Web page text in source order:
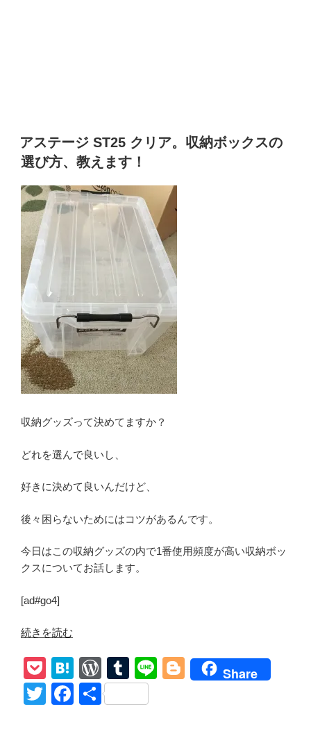
アステージ ST25 クリア。収納ボックスの
選び方、教えます！
収納グッズって決めてますか？
どれを選んで良いし、
好きに決めて良いんだけど、
後々困らないためにはコツがあるんです。
今日はこの収納グッズの内で1番使用頻度が高い収納ボッ
クスについてお話します。
[ad#go4]
“ア
テ
ー
ジ
続きを読む
P
o
ck
H
at
e
W
or
d
T
u
m
Li
Bl
Share
T
F
共